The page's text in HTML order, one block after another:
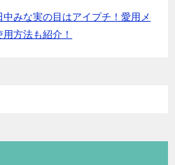
中みな実の目はアイプチ！愛用メ
方法も紹介！